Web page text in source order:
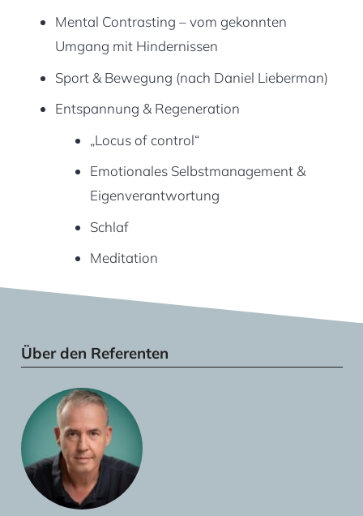
Mental Contrasting – vom gekonnten
Umgang mit Hindernissen
Sport & Bewegung (nach Daniel Lieberman)
Entspannung & Regeneration
„Locus of control“
Emotionales Selbstmanagement &
Eigenverantwortung
Schlaf
Meditation
Über den Referenten